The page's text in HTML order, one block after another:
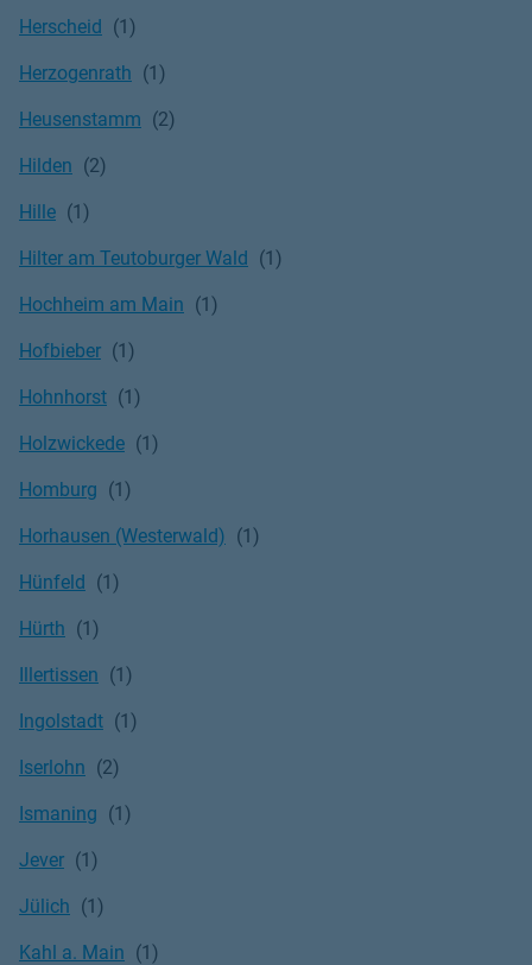
Herscheid
Herzogenrath
Heusenstamm
Hilden
Hille
Hilter am Teutoburger Wald
Hochheim am Main
Hofbieber
Hohnhorst
Holzwickede
Homburg
Horhausen (Westerwald)
Hünfeld
Hürth
Illertissen
Ingolstadt
Iserlohn
Ismaning
Jever
Jülich
Kahl a. Main